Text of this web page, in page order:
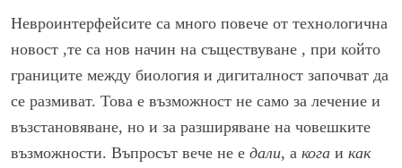
Невроинтерфейсите са много повече от технологична
новост ,те са нов начин на съществуване , при който
границите между биология и дигиталност започват да
се размиват. Това е възможност не само за лечение и
възстановяване, но и за разширяване на човешките
възможности. Въпросът вече не е дали, а кога и как